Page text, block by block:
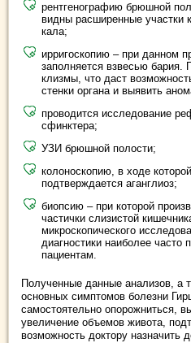
рентгенографию брюшной
видны расширенные участки
кала;
ирригоскопию – при данном
заполняется взвесью бария.
клизмы, что даст
стенки органа и выявить
проводится исследование
сфинктера;
УЗИ брюшной полости;
колоноскопию, в ходе
подтверждается аганглиоз;
биопсию – при которой
частички слизистой
микроскопического
диагностики наиболее часто
пациентам.
Полученные данные анализов, а
основных симптомов болезни
самостоятельно опорожниться,
увеличение объемов живота,
возможность доктору назначить